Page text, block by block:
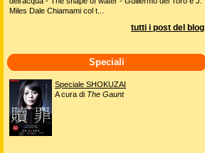
Miles Dale Chiamami col t...
tutti i post del blog
Speciali
Speciale SHOKUZAI
A cura di The Gaunt